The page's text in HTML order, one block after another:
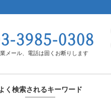
3985-0308
メール、電話は固くお断りします
く検索されるキーワード